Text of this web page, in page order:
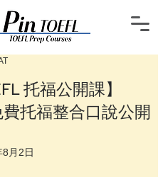
托福公開課】
費托福整合口說公開
8月2日